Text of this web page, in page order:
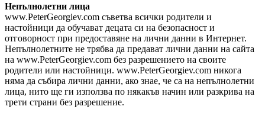
Непълнолетни лица
www.PeterGeorgiev.com съветва всички родители и
настойници да обучават децата си на безопасност и
отговорност при предоставяне на лични данни в Интернет.
Непълнолетните не трябва да предават лични данни на сайта
на www.PeterGeorgiev.com без разрешението на своите
родители или настойници. www.PeterGeorgiev.com никога
няма да събира лични данни, ако знае, че са на непълнолетни
лица, нито ще ги използва по някакъв начин или разкрива на
трети страни без разрешение.